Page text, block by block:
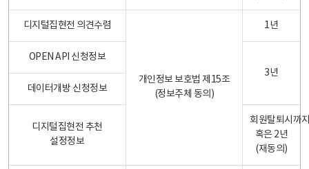
디지털집현전 의견수렴
개인정보 보호법 제15조
(정보주체 동의)
1년
OPEN API 신청정보
3년
데이터개방 신청정보
디지털집현전 추천
설정정보
회원탈퇴시까
혹은 2년
(재동의)